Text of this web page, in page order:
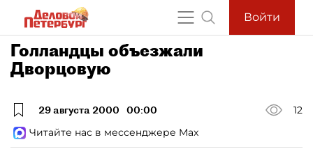
Войти
Голландцы объезжали
Дворцовую
29 августа 2000 00:00
12
Читайте нас в мессенджере Max